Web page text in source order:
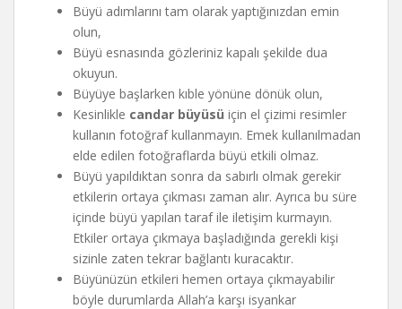
Büyü adımlarını tam olarak yaptığınızdan emin
olun,
Büyü esnasında gözleriniz kapalı şekilde dua
okuyun.
Büyüye başlarken kıble yönüne dönük olun,
Kesinlikle candar büyüsü için el çizimi resimler
kullanın fotoğraf kullanmayın. Emek kullanılmadan
elde edilen fotoğraflarda büyü etkili olmaz.
Büyü yapıldıktan sonra da sabırlı olmak gerekir
etkilerin ortaya çıkması zaman alır. Ayrıca bu süre
içinde büyü yapılan taraf ile iletişim kurmayın.
Etkiler ortaya çıkmaya başladığında gerekli kişi
sizinle zaten tekrar bağlantı kuracaktır.
Büyünüzün etkileri hemen ortaya çıkmayabilir
böyle durumlarda Allah’a karşı isyankar